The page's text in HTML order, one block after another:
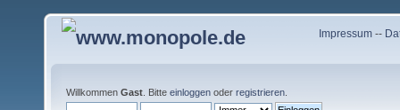
Impressum--
Willkommen Gast . Bitte einloggen oder registrieren